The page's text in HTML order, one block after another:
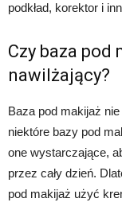
podkład, korektor i
Czy baza pod
nawilżający?
Baza pod makijaż
niektóre bazy pod
one wystarczające,
przez cały dzień.
pod makijaż użyć